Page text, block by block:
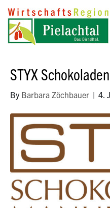
STYX
By Barbara Zöchbauer | 4.